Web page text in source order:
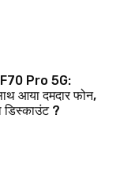
Pro 5G:
आया दमदार फोन,
डिस्काउंट ?